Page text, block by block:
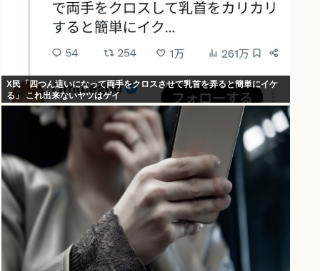
X民「四つん這いになって両手をクロスさせて乳首を弄ると簡単にイケ
る」 これ出来ないヤツはゲイ